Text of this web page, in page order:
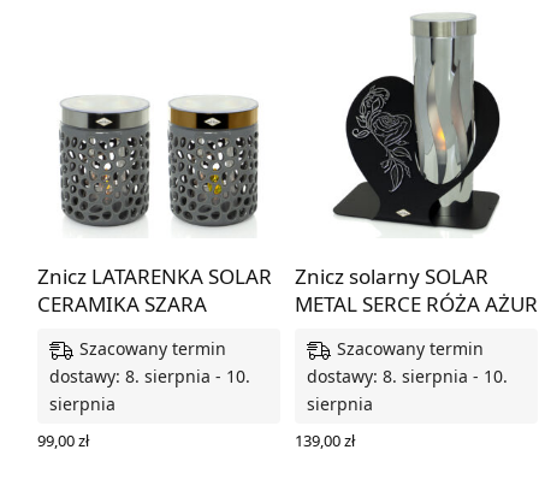
Znicz LATARENKA SOLAR
CERAMIKA SZARA
Szacowany termin
dostawy: 8. sierpnia - 10.
sierpnia
99,00zł
Znicz solarny SOLAR
METAL SERCE RÓŻA AŻUR
Szacowany termin
dostawy: 8. sierpnia - 10.
sierpnia
139,00zł